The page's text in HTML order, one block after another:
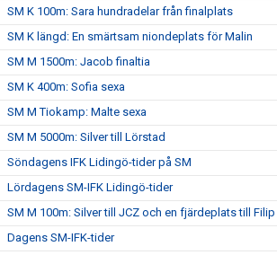
SM K 100m: Sara hundradelar från finalplats
SM K längd: En smärtsam niondeplats för Malin
SM M 1500m: Jacob finaltia
SM K 400m: Sofia sexa
SM M Tiokamp: Malte sexa
SM M 5000m: Silver till Lörstad
Söndagens IFK Lidingö-tider på SM
Lördagens SM-IFK Lidingö-tider
SM M 100m: Silver till JCZ och en fjärdeplats till Filip
Dagens SM-IFK-tider